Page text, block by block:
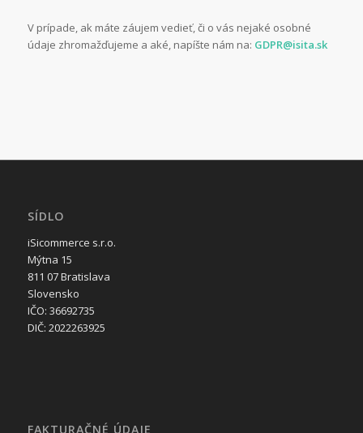
V prípade, ak máte záujem vedieť, či o vás nejaké osobné
údaje zhromažďujeme a aké, napíšte nám na: GDPR@isita.sk
SÍDLO
iSicommerce s.r.o.
Mýtna 15
811 07 Bratislava
Slovensko
IČO: 36692735
DIČ: 2022263925
FAKTURAČNÉ ÚDAJE